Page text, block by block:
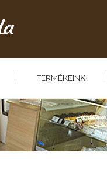
TERMÉKEINK